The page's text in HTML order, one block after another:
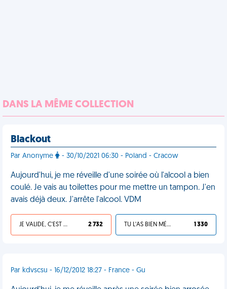
DANS LA MÊME COLLECTION
Blackout
Par Anonyme - 30/10/2021 06:30 - Poland - Cracow
Aujourd'hui, je me réveille d'une soirée où l'alcool a bien
coulé. Je vais au toilettes pour me mettre un tampon. J'en
avais déjà deux. J'arrête l'alcool. VDM
JE VALIDE, C'EST UNE VDM 2 732 TU L'AS BIEN MÉRITÉ 1 330
Par kdvscsu - 16/12/2012 18:27 - France - Gu